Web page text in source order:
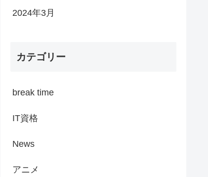
2024年3月
カテゴリー
break time
IT資格
News
アニメ